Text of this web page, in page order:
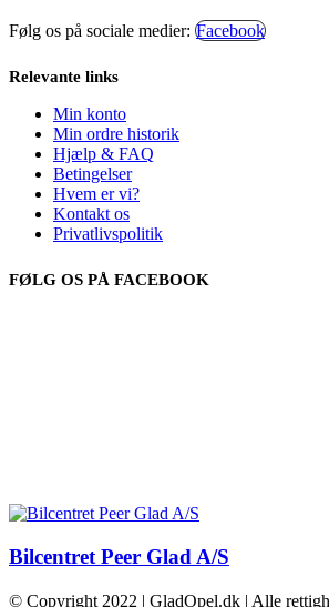
Følg os på sociale medier: Facebook
Relevante links
Min konto
Min ordre historik
Hjælp & FAQ
Betingelser
Hvem er vi?
Kontakt os
Privatlivspolitik
FØLG OS PÅ FACEBOOK
Bilcentret Peer Glad A/S
© Copyright 2022 | GladOpel.dk | Alle